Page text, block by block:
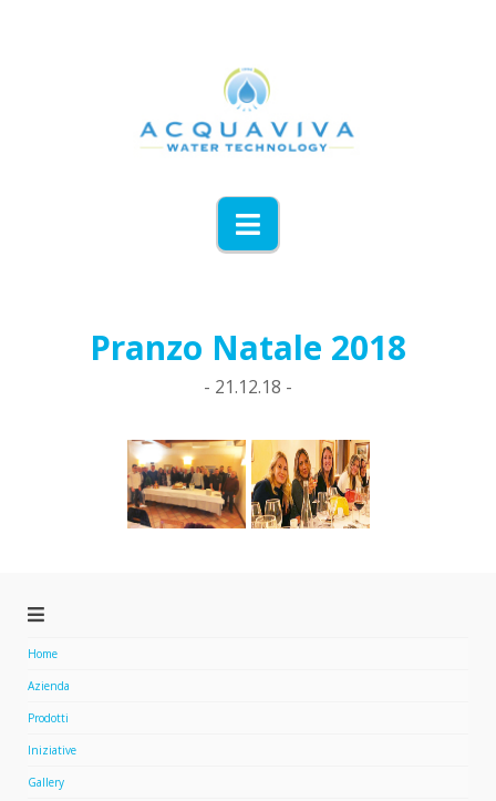
Navigation
Pranzo Natale 2018
- 21.12.18 -
Home
Azienda
Prodotti
Iniziative
Gallery